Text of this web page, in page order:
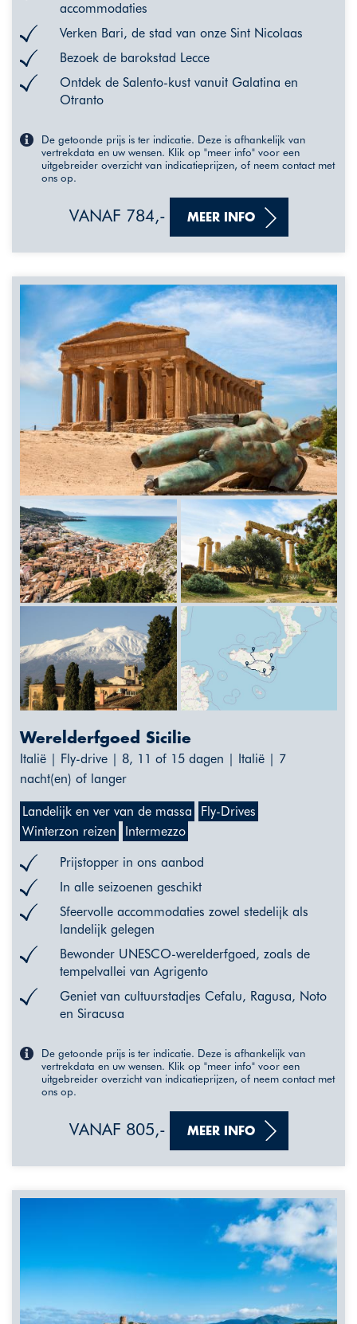
accommodaties
Verken Bari, de stad van onze Sint Nicolaas
Bezoek de barokstad Lecce
Ontdek de Salento-kust vanuit Galatina en
Otranto
De getoonde prijs is ter indicatie. Deze is afhankelijk van
vertrekdata en uw wensen. Klik op "meer info" voor een
uitgebreider overzicht van indicatieprijzen, of neem contact met
ons op.
VANAF 784,- MEER INFO
Werelderfgoed Sicilie
Italië | Fly-drive | 8, 11 of 15 dagen | Italië | 7
nacht(en) of langer
Landelijk en ver van de massa
Fly-Drives
Winterzon reizen
Intermezzo
Prijstopper in ons aanbod
In alle seizoenen geschikt
Sfeervolle accommodaties zowel stedelijk als
landelijk gelegen
Bewonder UNESCO-werelderfgoed, zoals de
tempelvallei van Agrigento
Geniet van cultuurstadjes Cefalu, Ragusa, Noto
en Siracusa
De getoonde prijs is ter indicatie. Deze is afhankelijk van
vertrekdata en uw wensen. Klik op "meer info" voor een
uitgebreider overzicht van indicatieprijzen, of neem contact met
ons op.
VANAF 805,- MEER INFO